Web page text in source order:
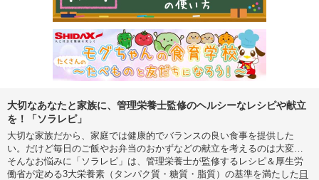
大切なあなたと家族に、管理栄養士監修のヘルシーなレシピや献立
を！「ソラレピ」
大切な家族だから、家庭では健康的でバランスの良い食事を提供した
い。だけど毎日のご飯やお弁当のおかずなどの献立を考えるのは大変…
そんなお悩みに「ソラレピ」は、管理栄養士が監修するレシピ＆厚生労
働省が定める3大栄養素（タンパク質・糖質・脂質）の基準を満たした 日